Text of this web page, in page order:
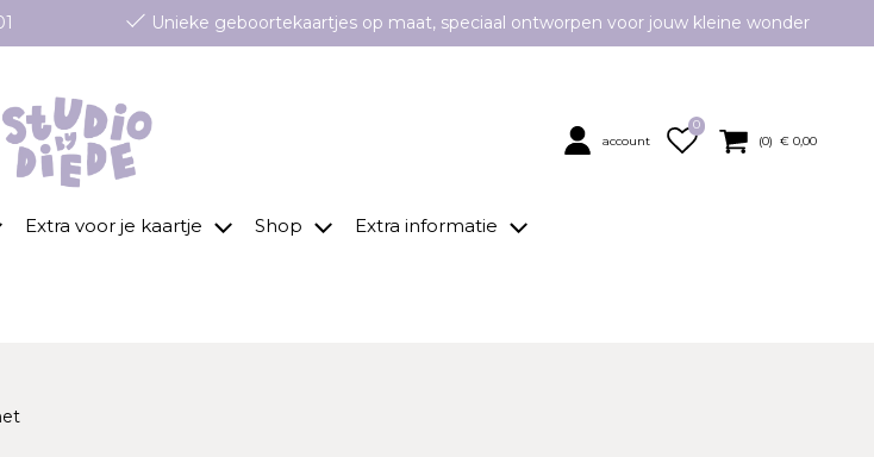
Unieke geboortekaartjes op maat, speciaal ontworpen voor jouw kleine wonder
account
0
(0) € 0,00
Extra voor je kaartje Shop Extra informatie